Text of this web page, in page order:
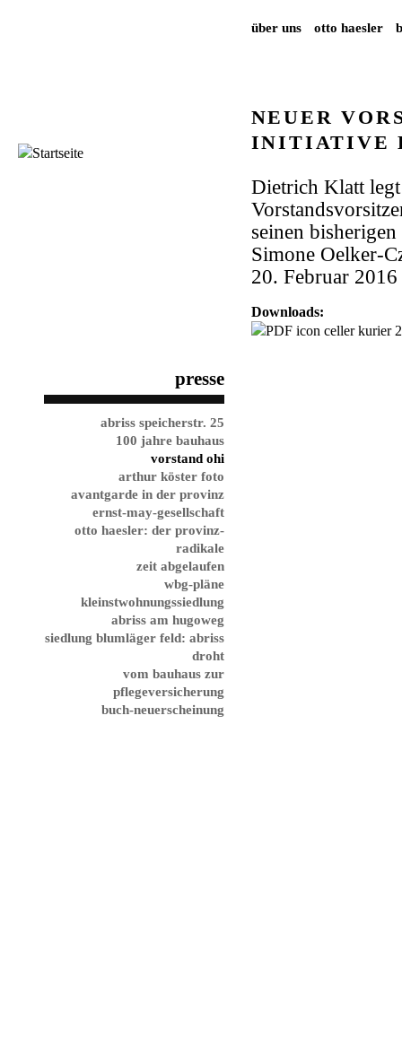
presse
abriss speicherstr. 25
100 jahre bauhaus
vorstand ohi
arthur köster foto
avantgarde in der provinz
ernst-may-gesellschaft
otto haesler: der provinz-
radikale
zeit abgelaufen
wbg-pläne
kleinstwohnungssiedlung
abriss am hugoweg
siedlung blumläger feld: abriss
droht
vom bauhaus zur
pflegeversicherung
buch-neuerscheinung
über uns otto haesler
NEUER
INITIATIVE
Dietrich Klatt legt
seinen
Simone Oelker-
20. Februar 2016
Downloads:
celler kurier